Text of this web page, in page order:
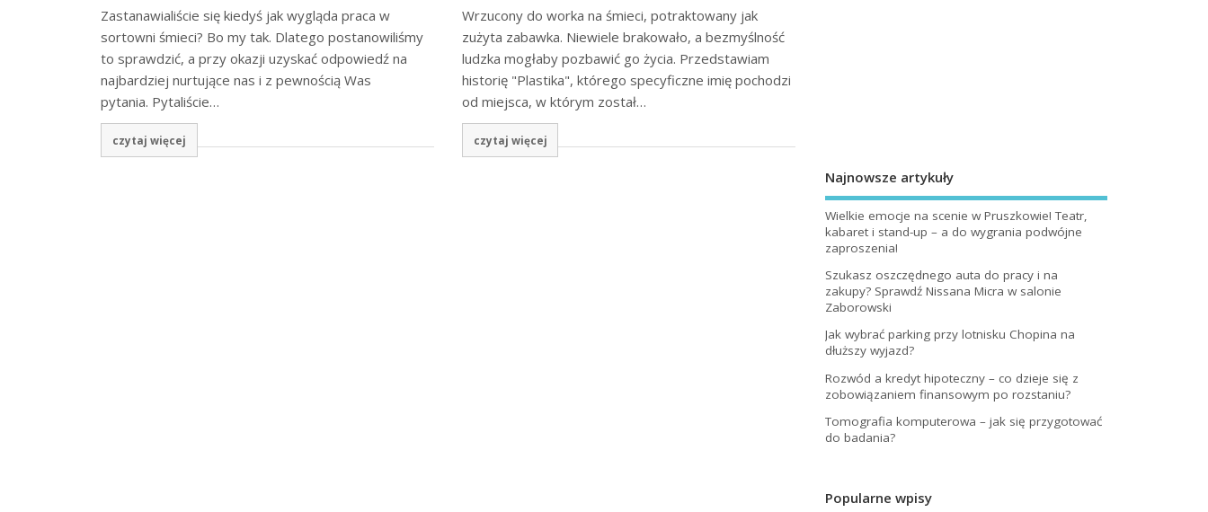
Zastanawialiście się kiedyś jak wygląda praca w
sortowni śmieci? Bo my tak. Dlatego postanowiliśmy
to sprawdzić, a przy okazji uzyskać odpowiedź na
najbardziej nurtujące nas i z pewnością Was
pytania. Pytaliście…
czytaj więcej
Wrzucony do worka na śmieci, potraktowany jak
zużyta zabawka. Niewiele brakowało, a bezmyślność
ludzka mogłaby pozbawić go życia. Przedstawiam
historię "Plastika", którego specyficzne imię pochodzi
od miejsca, w którym został…
czytaj więcej
Najnowsze artykuły
Wielkie emocje na scenie w Pruszkowie! Teatr,
kabaret i stand-up – a do wygrania podwójne
zaproszenia!
Szukasz oszczędnego auta do pracy i na
zakupy? Sprawdź Nissana Micra w salonie
Zaborowski
Jak wybrać parking przy lotnisku Chopina na
dłuższy wyjazd?
Rozwód a kredyt hipoteczny – co dzieje się z
zobowiązaniem finansowym po rozstaniu?
Tomografia komputerowa – jak się przygotować
do badania?
Popularne wpisy